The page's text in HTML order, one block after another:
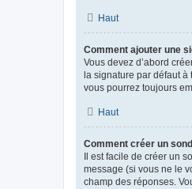
Haut
Comment ajouter une
Vous devez d’abord
la signature par défaut à
vous pourrez toujours
Haut
Comment créer un
Il est facile de créer un
message (si vous ne le
champ des réponses.